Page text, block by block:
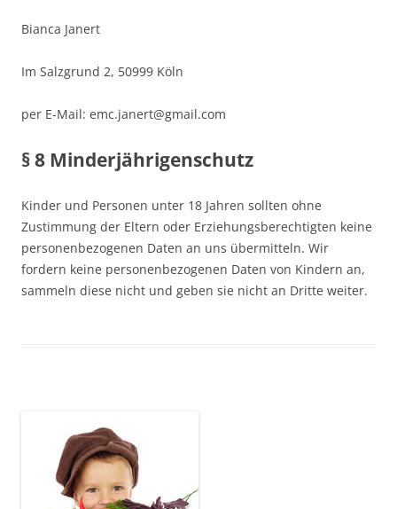
Bianca Janert
Im Salzgrund 2, 50999 Köln
per E-Mail: emc.janert@gmail.com
§ 8 Minderjährigenschutz
Kinder und Personen unter 18 Jahren sollten ohne
Zustimmung der Eltern oder Erziehungsberechtigten keine
personenbezogenen Daten an uns übermitteln. Wir
fordern keine personenbezogenen Daten von Kindern an,
sammeln diese nicht und geben sie nicht an Dritte weiter.